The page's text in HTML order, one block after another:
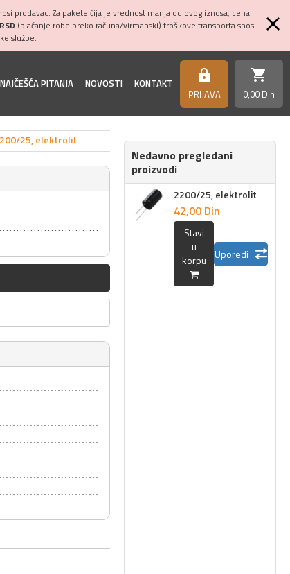
prodavac. Za pakete čija je vrednost manja od ovog iznosa, cena
(plaćanje robe preko računa/virmanski) troškove transporta snosi
službe.
NAJČEŠĆA PITANJA NOVOSTI KONTAKT https
PRIJAVA
shopping_cart
0,00 Din
25, elektrolit
Nedavno pregledani
proizvodi
2200/25, elektrolit
42,00 Din
Stavi
u
korpu
Uporedi